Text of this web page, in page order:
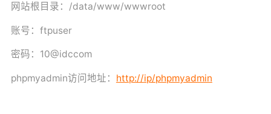
网站根目录： /data/www/wwwroot
账号：ftpuser
密码： 10@idccom
phpmyadmin访问地址： http://ip/phpmyadmin